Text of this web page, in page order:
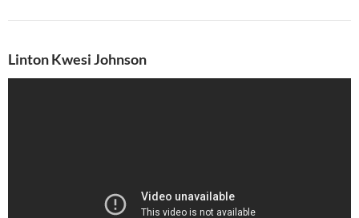
Linton Kwesi Johnson